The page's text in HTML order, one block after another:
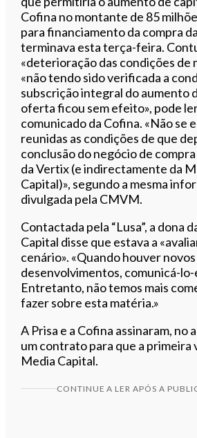
Cofina no montante de 85
para financiamento da compra
terminava esta terça-feira.
«deterioração das condições de
«não tendo sido verificada a
subscrição integral do aumento
oferta ficou sem efeito», pode
comunicado da Cofina. «Não se
reunidas as condições de que
conclusão do negócio de compra
da Vertix (e indirectamente da
Capital)», segundo a mesma
divulgada pela CMVM.
Contactada pela “Lusa”, a dona
Capital disse que estava a
cenário». «Quando houver novos
desenvolvimentos, comunicá-lo-
Entretanto, não temos mais
fazer sobre esta matéria.»
A Prisa e a Cofina assinaram, no
um contrato para que a primeira
Media Capital.
CONTINUE A LER APÓS A